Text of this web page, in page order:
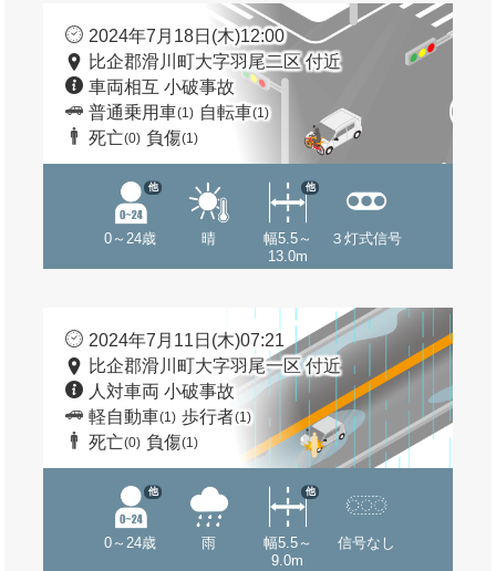
2024年7月18日(木)12:00
比企郡滑川町大字羽尾二区 付近
車両相互 小破事故
普通乗用車(1) 自転車(1)
死亡(0) 負傷(1)
0～24歳
他
晴
幅5.5～
13.0m
他
３灯式信号
2024年7月11日(木)07:21
比企郡滑川町大字羽尾一区 付近
人対車両 小破事故
軽自動車(1) 歩行者(1)
死亡(0) 負傷(1)
0～24歳
他
雨
幅5.5～
9.0m
他
信号なし